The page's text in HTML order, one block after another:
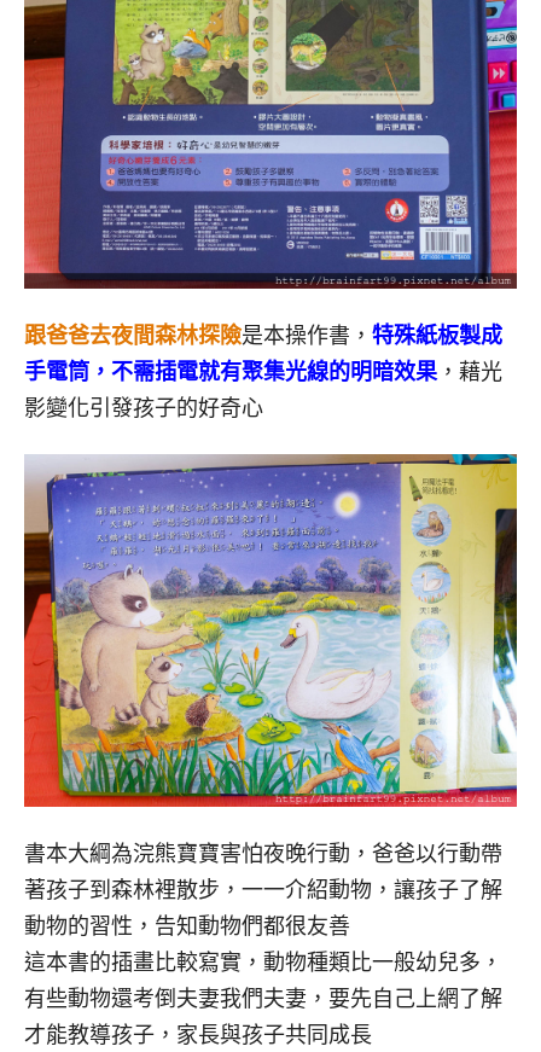
跟爸爸去夜間森林探險是本操作書， 特殊紙板製成
手電筒，不需插電就有聚集光線的明暗效果 ，藉光
影變化引發孩子的好奇心
書本大綱為浣熊寶寶害怕夜晚行動，爸爸以行動帶
著孩子到森林裡散步，一一介紹動物，讓孩子了解
動物的習性，告知動物們都很友善
這本書的插畫比較寫實，動物種類比一般幼兒多，
有些動物還考倒夫妻我們夫妻，要先自己上網了解
才能教導孩子，家長與孩子共同成長